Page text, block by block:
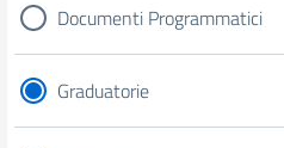
Documenti Programmatici
Graduatorie